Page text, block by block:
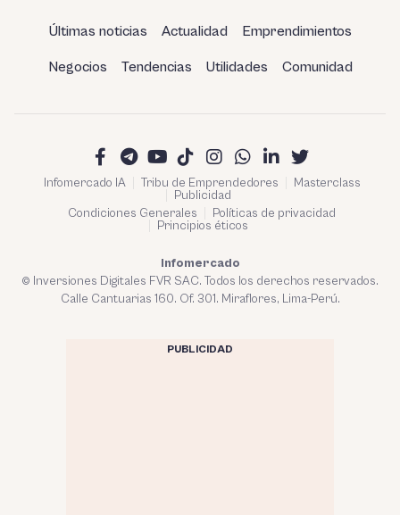
Últimas noticias Actualidad Emprendimientos
Negocios Tendencias Utilidades Comunidad
Infomercado IA Tribu de Emprendedores
Masterclass
Publicidad
Condiciones Generales
Políticas de privacidad
Principios éticos
Infomercado
© Inversiones Digitales FVR SAC. Todos los derechos reservados.
Calle Cantuarias 160. Of. 301. Miraflores, Lima-Perú.
PUBLICIDAD